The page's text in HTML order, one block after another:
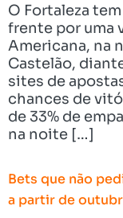
O Fortaleza
frente por uma
Americana, na
Castelão,
sites de
chances de
de 33% de
na noite […]
Bets que não
a partir de